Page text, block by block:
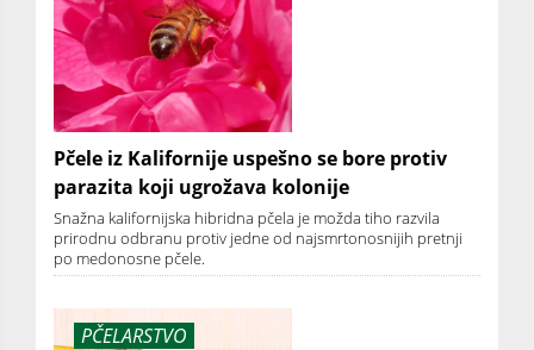
Pčele iz Kalifornije uspešno se bore protiv
parazita koji ugrožava kolonije
Snažna kalifornijska hibridna pčela je možda tiho razvila
prirodnu odbranu protiv jedne od najsmrtonosnijih pretnji
po medonosne pčele.
PČELARSTVO